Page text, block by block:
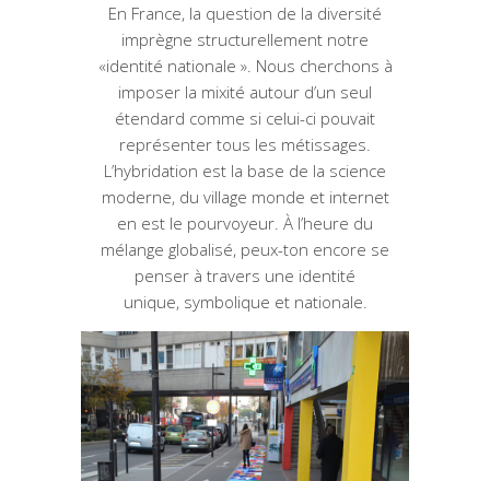
En France, la question de la diversité
imprègne structurellement notre
«identité nationale ». Nous cherchons à
imposer la mixité autour d’un seul
étendard comme si celui-ci pouvait
représenter tous les métissages.
L’hybridation est la base de la science
moderne, du village monde et internet
en est le pourvoyeur. À l’heure du
mélange globalisé, peux-ton encore se
penser à travers une identité
unique, symbolique et nationale.
Avenue Georges Gosnat /
Ivry sur Monde / 1